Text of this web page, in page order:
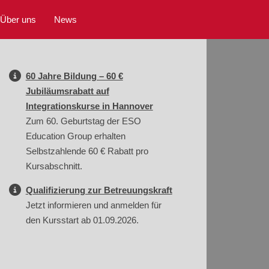
Über uns News
60 Jahre Bildung – 60 €
Jubiläumsrabatt auf
Integrationskurse in Hannover
Zum 60. Geburtstag der ESO
Education Group erhalten
Selbstzahlende 60 € Rabatt pro
Kursabschnitt.
Qualifizierung zur Betreuungskraft
Jetzt informieren und anmelden für
den Kursstart ab 01.09.2026.